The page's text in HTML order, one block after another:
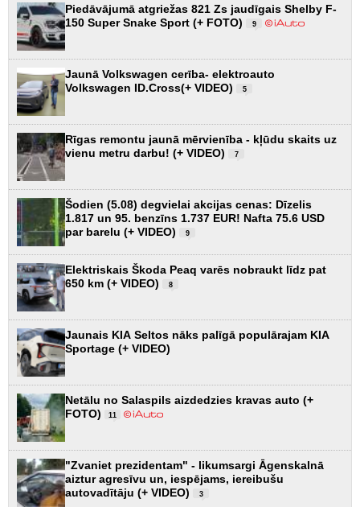
Piedāvājumā atgriežas 821 Zs jaudīgais Shelby F-
150 Super Snake Sport (+ FOTO)
9
Jaunā Volkswagen cerība- elektroauto
Volkswagen ID.Cross(+ VIDEO)
5
Rīgas remontu jaunā mērvienība - kļūdu skaits uz
vienu metru darbu! (+ VIDEO)
7
Šodien (5.08) degvielai akcijas cenas: Dīzelis
1.817 un 95. benzīns 1.737 EUR! Nafta 75.6 USD
par barelu (+ VIDEO)
9
Elektriskais Škoda Peaq varēs nobraukt līdz pat
650 km (+ VIDEO)
8
Jaunais KIA Seltos nāks palīgā populārajam KIA
Sportage (+ VIDEO)
Netālu no Salaspils aizdedzies kravas auto (+
FOTO)
11
"Zvaniet prezidentam" - likumsargi Āgenskalnā
aiztur agresīvu un, iespējams, iereibušu
autovadītāju (+ VIDEO)
3